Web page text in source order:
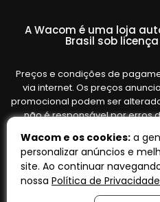
A Wacom é uma loja
Brasil sob
Preços e condições de
via internet. Os preços
promocional podem ser
não é responsável por erros
variar de acordo com o
válidas até o término de
análise e
Wacom e os cookies: a
personalizar anúncios e
site. Ao continuar
nossa Política de Privacidade